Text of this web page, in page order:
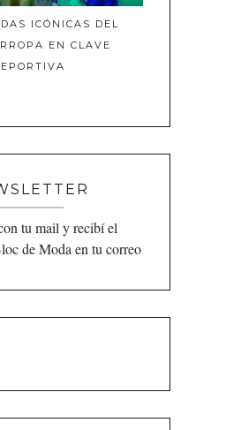
ICÓNICAS DEL
EN CLAVE
tu mail y recibí el
de Moda en tu correo